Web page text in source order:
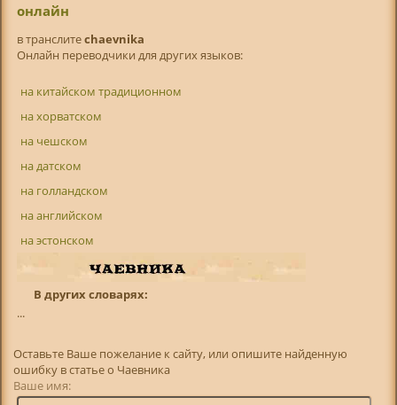
онлайн
в транслитechaevnika
Онлайн переводчики для других языков:
на китайском традиционном
на хорватском
на чешском
на датском
на голландском
на английском
на эстонском
В других словарях:
...
Оставьте Ваше пожелание к сайту, или опишите найденную
ошибку в статье о Чаевника
Ваше имя: